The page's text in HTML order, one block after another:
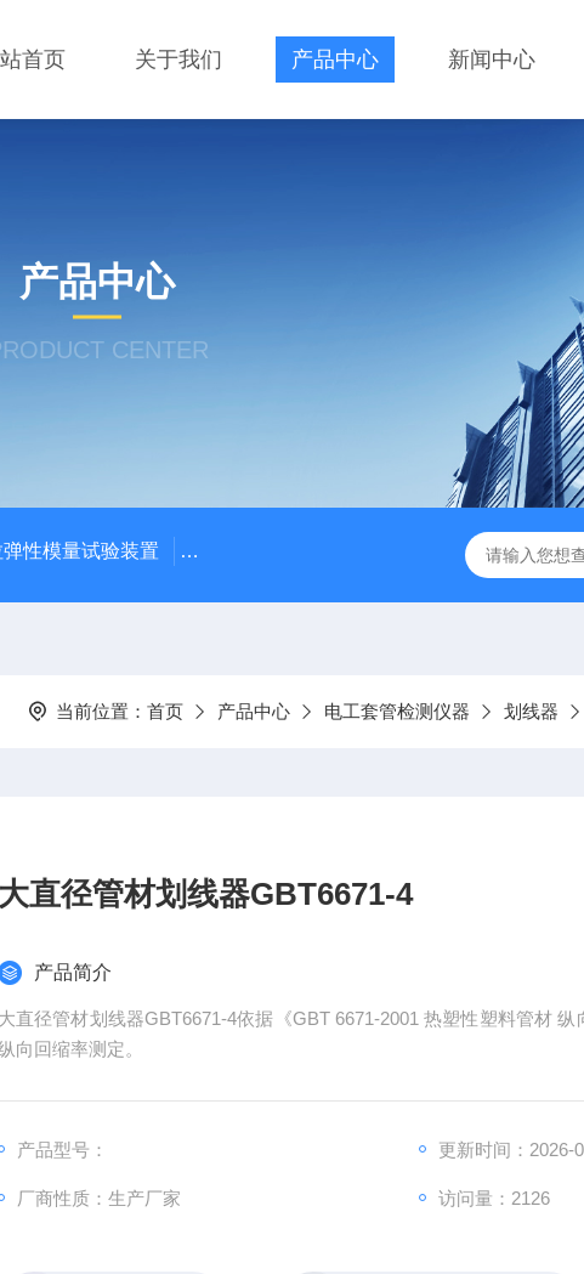
首页 关于我们 产品中心 新闻中心
产品中心
CENTER
性模量试验装置 混凝土塌落度试验仪 钢结构防火涂料测厚
当前位置： 首页 产品中心 电工套管检测仪器 划线器
大直径管材划线器GBT6671-4
产品简介
大直径管材划线器GBT6671-4依据《GBT 6671-2001 热塑性塑料管材 纵
向回缩率测定。
产品型号： 更新时间：2026-
厂商性质：生产厂家 访问量：2126